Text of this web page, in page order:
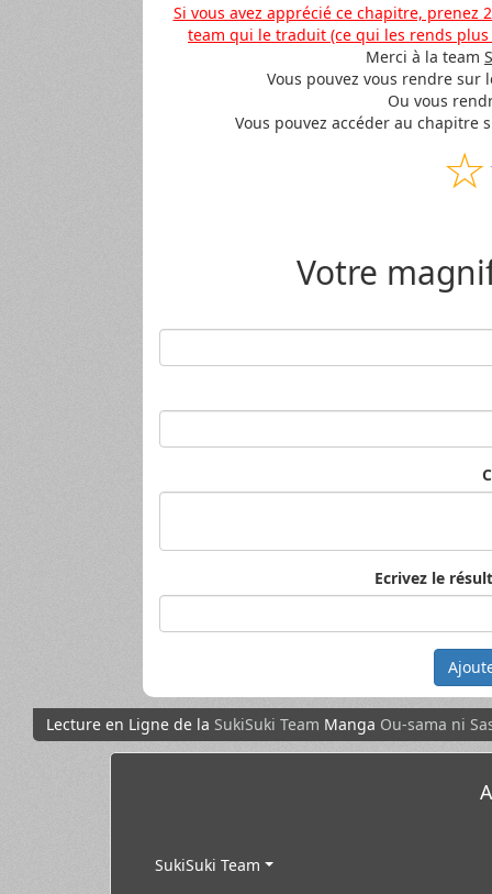
Si vous avez apprécié ce chapitre, prenez
team qui le traduit (ce qui les rends
Merci à la team
Vous pouvez vous rendre
Ou vous
Vous pouvez accéder au
☆
Votre
Ecrivez le
Lecture en Ligne de la SukiSuki Team Manga Ou-sama ni
SukiSuki Team